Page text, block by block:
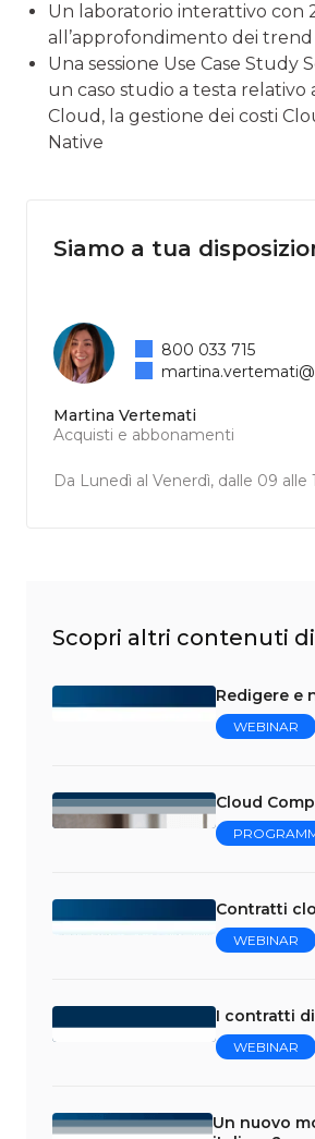
Un laboratorio interattivo con
all’approfondimento dei
Una sessione Use Case
un caso studio a testa
Cloud, la gestione dei costi
Native
Siamo a tua
Martina Vertemati
Acquisti e abbonamenti
Da Lunedì al Venerdì, dalle 09 alle
800 033 715
Scopri altri contenuti
Redigere e
WEBINAR
Cloud
Contratti
WEBINAR
I contratti
WEBINAR
Un nuovo